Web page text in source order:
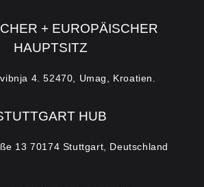
+ EUROPÄISCHER
HAUPTSITZ
4. 52470, Umag, Kroatien.
HUB
13 70174 Stuttgart, Deutschland